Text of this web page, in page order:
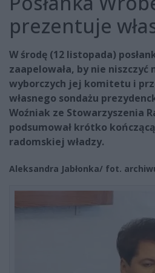
prezentuje
W środę (12 listopada)
zaapelowała, by nie niszczyć
wyborczych jej komitetu i
własnego sondażu
Woźniak ze Stowarzyszenia
podsumował krótko
radomskiej władzy.
Aleksandra Jabłonka/ fot.